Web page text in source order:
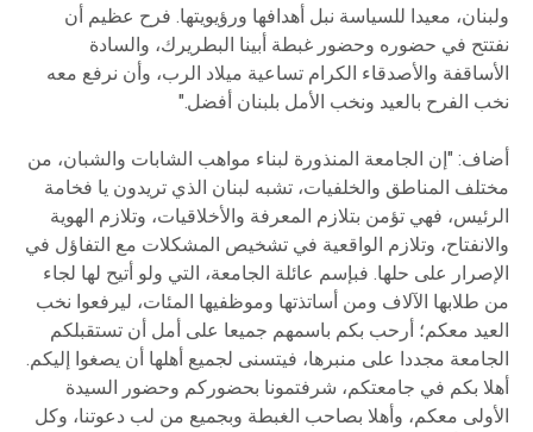
ولبنان، معيدا للسياسة نبل أهدافها ورؤيويتها. فرح عظيم أن
نفتتح في حضوره وحضور غبطة أبينا البطريرك، والسادة
الأساقفة والأصدقاء الكرام تساعية ميلاد الرب، وأن نرفع معه
نخب الفرح بالعيد ونخب الأمل بلبنان أفضل."
أضاف: "إن الجامعة المنذورة لبناء مواهب الشابات والشبان، من
مختلف المناطق والخلفيات، تشبه لبنان الذي تريدون يا فخامة
الرئيس، فهي تؤمن بتلازم المعرفة والأخلاقيات، وتلازم الهوية
والانفتاح، وتلازم الواقعية في تشخيص المشكلات مع التفاؤل في
الإصرار على حلها. فبإسم عائلة الجامعة، التي ولو أتيح لها لجاء
من طلابها الآلاف ومن أساتذتها وموظفيها المئات، ليرفعوا نخب
العيد معكم؛ أرحب بكم باسمهم جميعا على أمل أن تستقبلكم
الجامعة مجددا على منبرها، فيتسنى لجميع أهلها أن يصغوا إليكم.
أهلا بكم في جامعتكم، شرفتمونا بحضوركم وحضور السيدة
الأولى معكم، وأهلا بصاحب الغبطة وبجميع من لب دعوتنا، وكل